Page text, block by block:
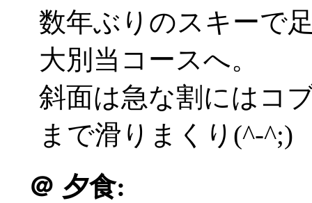
数年ぶりのスキーで
大別当コースへ。
斜面は急な割にはコ
まで滑りまくり(^-^;)
＠ 夕食: